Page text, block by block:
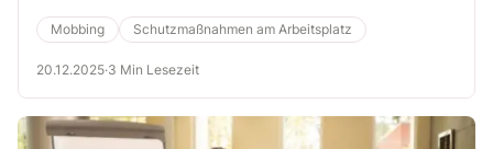
beweisen müssen. Und das gelingt leider oft nicht, wie der folgende
Fall zeigt.
Mobbing Schutzmaßnahmen am Arbeitsplatz
20.12.2025·3 Min Lesezeit